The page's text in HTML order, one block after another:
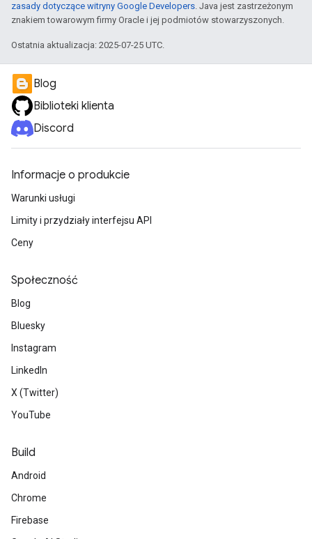
zasady dotyczące witryny Google Developers. Java jest zastrzeżonym
znakiem towarowym firmy Oracle i jej podmiotów stowarzyszonych.
Ostatnia aktualizacja: 2025-07-25 UTC.
Blog
Biblioteki klienta
Discord
Informacje o produkcie
Warunki usługi
Limity i przydziały interfejsu API
Ceny
Społeczność
Blog
Bluesky
Instagram
LinkedIn
X (Twitter)
YouTube
Build
Android
Chrome
Firebase